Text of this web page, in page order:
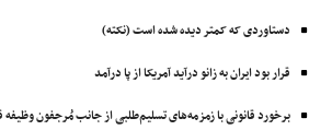
دستاوردی که کمتر دیده شده است (نکته)
قرار بود ایران به زانو درآید آمریکا از پا درآمد
برخورد قانونی با زمزمه‌های تسلیم‌طلبی از جانب مُرجفون